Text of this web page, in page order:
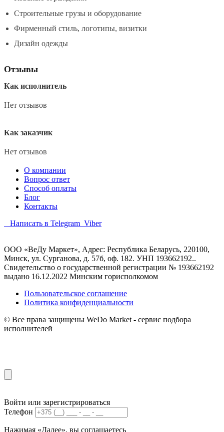
Строительные грузы и оборудование
Фирменный стиль, логотипы, визитки
Дизайн одежды
Отзывы
Как исполнитель
Нет отзывов
Как заказчик
Нет отзывов
О компании
Вопрос ответ
Способ оплаты
Блог
Контакты
Написать в Telegram Viber
ООО «ВеДу Маркет», Адрес: Республика Беларусь, 220100,
Минск, ул. Сурганова, д. 57б, оф. 182. УНП 193662192..
Свидетельство о государственной регистрации № 193662192
выдано 16.12.2022 Минским горисполкомом
Пользовательское соглашение
Политика конфиденциальности
© Все права защищены WeDo Market - сервис подбора
исполнителей
Войти или зарегистрироваться
Телефон
Нажимая «Далее», вы соглашаетесь